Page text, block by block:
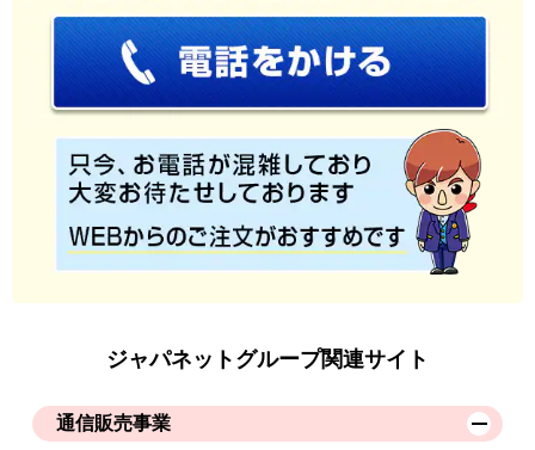
ジャパネットグループ関連サイト
通信販売事業